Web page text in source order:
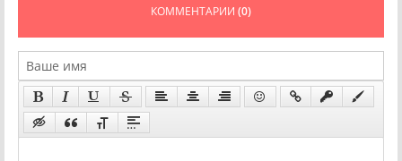
КОММЕНТАРИИ (0)